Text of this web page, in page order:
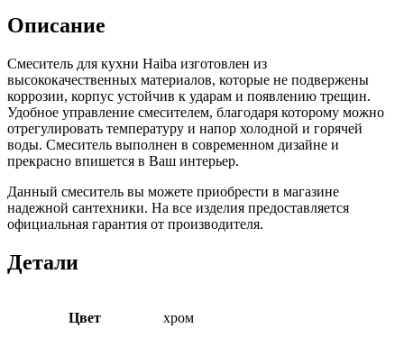
Описание
Смеситель для кухни Haiba изготовлен из
высококачественных материалов, которые не подвержены
коррозии, корпус устойчив к ударам и появлению трещин.
Удобное управление смесителем, благодаря которому можно
отрегулировать температуру и напор холодной и горячей
воды. Смеситель выполнен в современном дизайне и
прекрасно впишется в Ваш интерьер.
Данный смеситель вы можете приобрести в магазине
надежной сантехники. На все изделия предоставляется
официальная гарантия от производителя.
Детали
Цвет хром